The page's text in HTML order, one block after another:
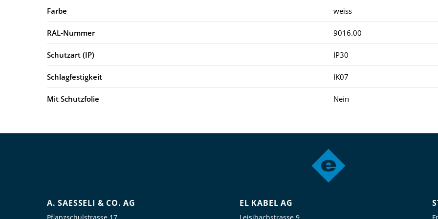
Farbe weiss
RAL-Nummer 9016.00
Schutzart (IP) IP30
Schlagfestigkeit IK07
Mit Schutzfolie Nein
A. SAESSELI & CO. AG EL KABEL AG